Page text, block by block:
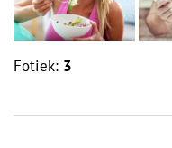
Fotiek: 3